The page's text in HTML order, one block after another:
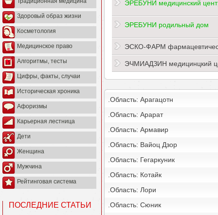
Здоровый образ жизни
Косметология
Медицинское право
Алгоритмы, тесты
Цифры, факты, случаи
Историческая хроника
Афоризмы
Карьерная лестница
Дети
Женщина
Мужчина
Рейтинговая система
ПОСЛЕДНИЕ СТАТЬИ
ЭРЕБУНИ медицинский
ЭРЕБУНИ родильный дом
ЭСКО-ФАРМ
ЭЧМИАДЗИН медицинцкий
.Область: Арагацотн
.Область: Арарат
.Область: Армавир
.Область: Вайоц Дзор
.Область: Гегаркуник
.Область: Котайк
.Область: Лори
.Область: Сюник